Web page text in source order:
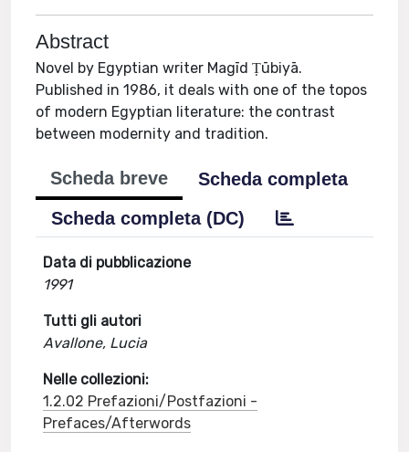
Abstract
Novel by Egyptian writer Magīd Ṭūbiyā.
Published in 1986, it deals with one of the topos
of modern Egyptian literature: the contrast
between modernity and tradition.
Scheda breve
Scheda completa
Scheda completa (DC)
Data di pubblicazione
1991
Tutti gli autori
Avallone, Lucia
Nelle collezioni:
1.2.02 Prefazioni/Postfazioni -
Prefaces/Afterwords